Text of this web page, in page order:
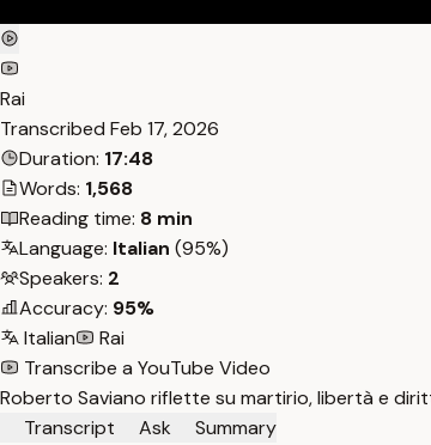
Rai
Transcribed Feb 17, 2026
Duration: 17:48
Words: 1,568
Reading time: 8 min
Language: Italian (95%)
Speakers: 2
Accuracy: 95%
Italian
Rai
Transcribe a YouTube Video
Roberto Saviano riflette su martirio, libertà e
Transcript
Ask
Summary